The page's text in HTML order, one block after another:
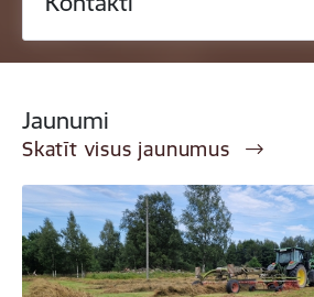
Jaunumi
Skatīt visus jaunumus